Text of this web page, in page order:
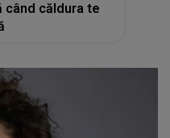
când căldura te